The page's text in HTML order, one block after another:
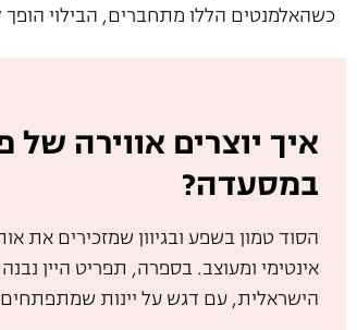
כשהאלמנטים הללו מתחברים, הבילוי הופך
איך יוצרים אווירה של
במסעדה?
הסוד טמון בשפע ובגיוון שמזכירים את
אינטימי ומעוצב. בספרה, תפריט היין
הישראלית, עם דגש על יינות שמתפתחים